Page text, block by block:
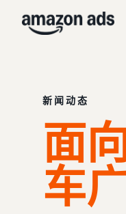
新闻动态
面
车